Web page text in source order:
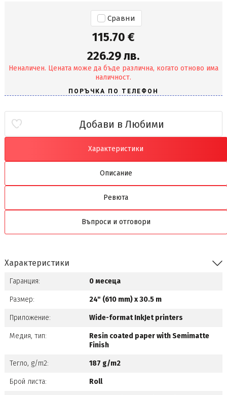
Сравни
115.70 €
226.29 лв.
Неналичен. Цената може да бъде различна, когато отново има
наличност.
Добави в Любими
Характеристики
Описание
Ревюта
Въпроси и отговори
Характеристики
Гаранция: 0 месеца
Размер: 24" (610 mm) x 30.5 m
Приложение: Wide-format InkJet printers
Медия, тип:
Resin coated paper with Semimatte
Finish
Тегло, g/m2: 187 g/m2
Брой листа: Roll